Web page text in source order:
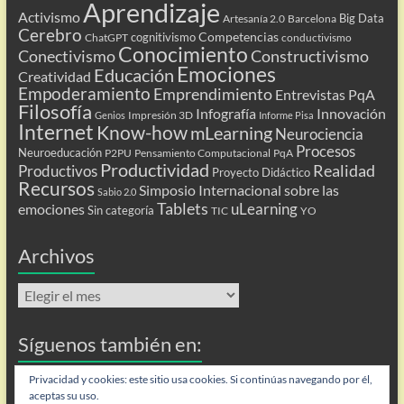
Activismo Aprendizaje Artesanía 2.0 Barcelona Big Data
Cerebro ChatGPT cognitivismo Competencias conductivismo
ConectivismoConocimientoConstructivismo
Creatividad Educación Emociones
Empoderamiento Emprendimiento Entrevistas PqA
Filosofía Genios Impresión 3D Infografía Informe Pisa Innovación
Internet Know-howmLearning Neurociencia
Neuroeducación P2PU Pensamiento Computacional PqA Procesos
Productivos Productividad Proyecto Didáctico Realidad
Recursos Sabio 2.0 Simposio Internacional sobre las
emociones Sin categoría Tablets TIC uLearning YO
Archivos
Archivos
Síguenos también en:
Flip
Privacidad y cookies: este sitio usa cookies. Si continúas navegando por él,
aceptas su uso.